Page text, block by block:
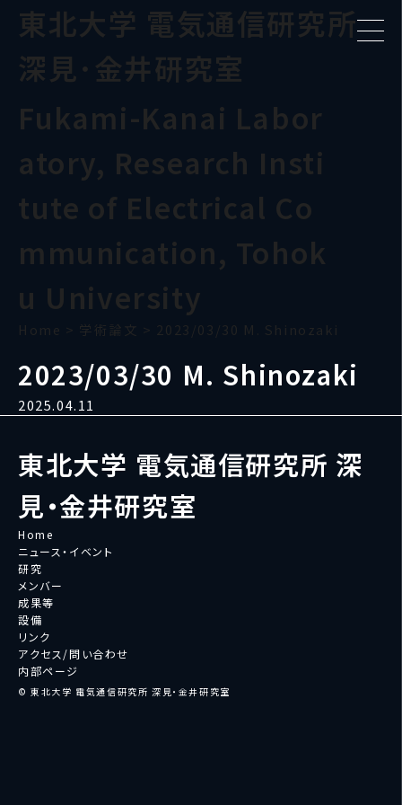
東北大学 電気通信研究所
深見･金井研究室
Fukami-Kanai Labor
atory, Research Insti
tute of Electrical Co
mmunication, Tohok
u University
Home > 学術論文 > 2023/03/30 M. Shinozaki
2023/03/30 M. Shinozaki
2025.04.11
東北大学 電気通信研究所 深
見・金井研究室
Home
ニュース・イベント
研究
メンバー
成果等
設備
リンク
アクセス/問い合わせ
内部ページ
© 東北大学 電気通信研究所 深見・金井研究室